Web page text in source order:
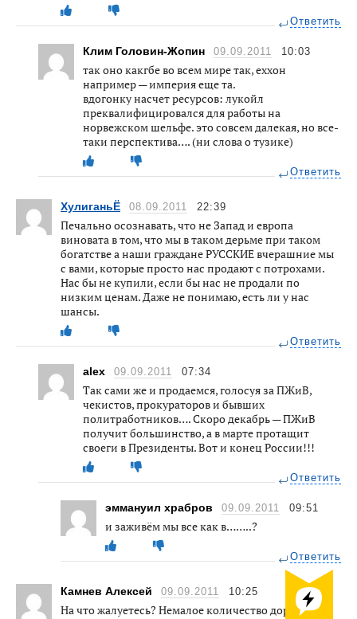
Ответить
Клим Головин-Жопин 09.09.2011 10:03
так оно какгбе во всем мире так, еххон
например — империя еще та.
вдогонку насчет ресурсов: лукойл
преквалифицировался для работы на
норвежском шельфе. это совсем далекая, но все-
таки перспектива…. (ни слова о тузике)
Ответить
ХулиганьЁ 08.09.2011 22:39
Печально осознавать, что не Запад и европа
виновата в том, что мы в таком дерьме при таком
богатстве а наши граждане РУССКИЕ вчерашние мы
с вами, которые просто нас продают с потрохами.
Нас бы не купили, если бы нас не продали по
низким ценам. Даже не понимаю, есть ли у нас
шансы.
Ответить
alex 09.09.2011 07:34
Так сами же и продаемся, голосуя за ПЖиВ,
чекистов, прокураторов и бывших
политработников…. Скоро декабрь — ПЖиВ
получит большинство, а в марте протащит
своеги в Президенты. Вот и конец России!!!
Ответить
эммануил храбров 09.09.2011 09:51
и заживём мы все как в……..?
Ответить
Камнев Алексей 09.09.2011 10:25
На что жалуетесь? Немалое количество дорогущих